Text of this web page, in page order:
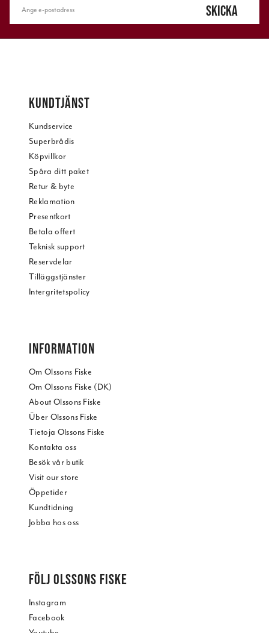
SKICKA
KUNDTJÄNST
Kundservice
Superbrådis
Köpvillkor
Spåra ditt paket
Retur & byte
Reklamation
Presentkort
Betala offert
Teknisk support
Reservdelar
Tilläggstjänster
Intergritetspolicy
INFORMATION
Om Olssons Fiske
Om Olssons Fiske (DK)
About Olssons Fiske
Über Olssons Fiske
Tietoja Olssons Fiske
Kontakta oss
Besök vår butik
Visit our store
Öppetider
Kundtidning
Jobba hos oss
FÖLJ OLSSONS FISKE
Instagram
Facebook